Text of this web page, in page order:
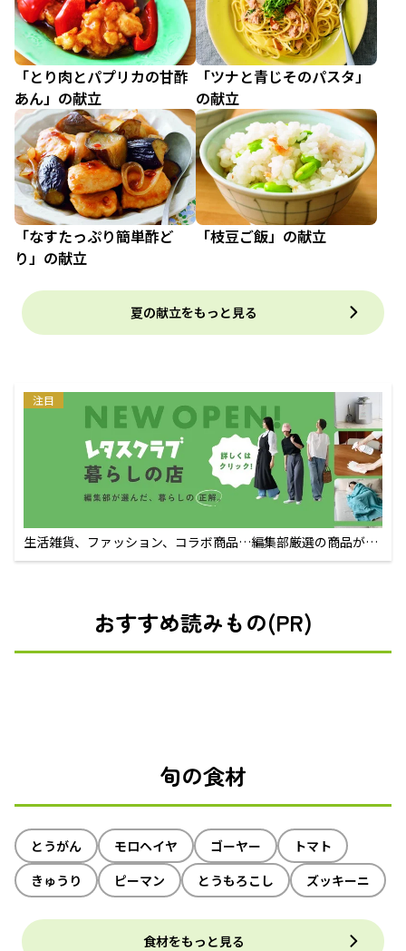
「とり肉とパプリカの甘酢
あん」の献立
「ツナと青じそのパスタ」
の献立
「なすたっぷり簡単酢ど
り」の献立
「枝豆ご飯」の献立
夏の献立をもっと見る
注目
生活雑貨、ファッション、コラボ商品…編集部厳選の商品が買
えるECサイト
おすすめ読みもの(PR)
旬の食材
とうがん モロヘイヤ ゴーヤー
トマト
きゅうり
ピーマン とうもろこし ズッキーニ
食材をもっと見る